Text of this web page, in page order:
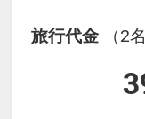
・平和記念
【駐車場料
旅行代金
（2